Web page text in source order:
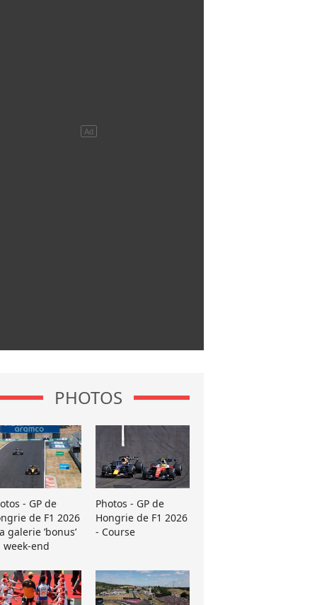
PHOTOS
- GP de
de F1 2026
galerie ’bonus’
week-end
Photos - GP de
Hongrie de F1 2026
- Course